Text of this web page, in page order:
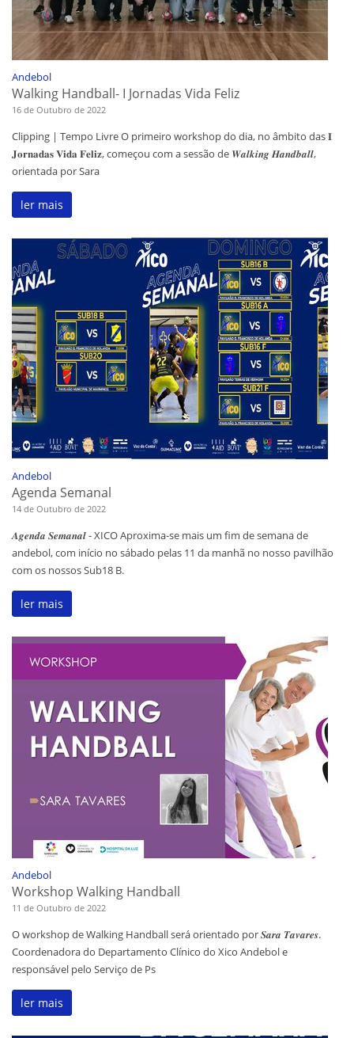
Andebol
Walking Handball- I Jornadas Vida Feliz
16 de Outubro de 2022
Clipping | Tempo Livre O primeiro workshop do dia, no âmbito das 𝐈
𝐉𝐨𝐫𝐧𝐚𝐝𝐚𝐬 𝐕𝐢𝐝𝐚 𝐅𝐞𝐥𝐢𝐳, começou com a sessão de 𝑾𝒂𝒍𝒌𝒊𝒏𝒈 𝑯𝒂𝒏𝒅𝒃𝒂𝒍𝒍,
orientada por Sara
ler mais
Andebol
Agenda Semanal
14 de Outubro de 2022
𝑨𝒈𝒆𝒏𝒅𝒂 𝑺𝒆𝒎𝒂𝒏𝒂𝒍 - XICO Aproxima-se mais um fim de semana de
andebol, com início no sábado pelas 11 da manhã no nosso pavilhão
com os nossos Sub18 B.
ler mais
Andebol
Workshop Walking Handball
11 de Outubro de 2022
O workshop de Walking Handball será orientado por 𝑺𝒂𝒓𝒂 𝑻𝒂𝒗𝒂𝒓𝒆𝒔.
Coordenadora do Departamento Clínico do Xico Andebol e
responsável pelo Serviço de Ps
ler mais